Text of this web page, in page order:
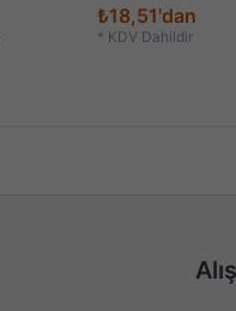
₺18,51'dan
* KDV Dahildir